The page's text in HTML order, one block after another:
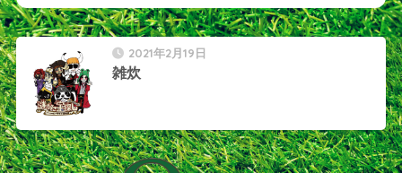
2021年2月19日
雑炊